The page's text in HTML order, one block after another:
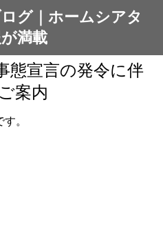
グ｜ホームシアタ
満載
態宣言の発令に伴
案内
。